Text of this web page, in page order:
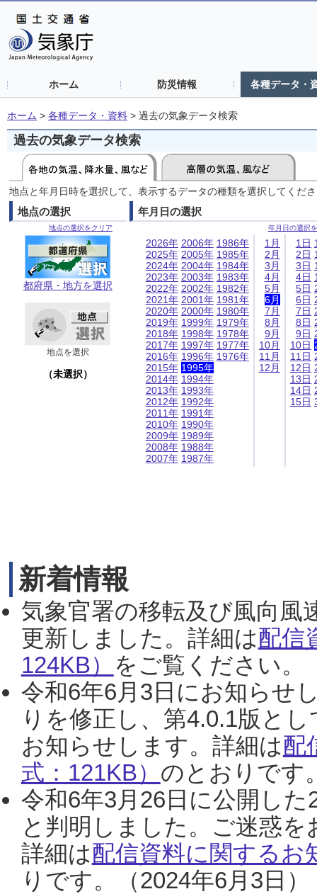
ホーム 防災情報 各種データ・
ホーム > 各種データ・資料 > 過去の気象データ検索
過去の気象データ検索
地点と年月日時を選択して、表示するデータの種類を選択してくだ
地点の選択
地点の選択をクリア
都府県・地方を選択
地点を選択
（未選択）
年月日の選択
年月日の選択
2026年
2025年
2024年
2023年
2022年
2021年
2020年
2019年
2018年
2017年
2016年
2015年
2014年
2013年
2012年
2011年
2010年
2009年
2008年
2007年
2006年
2005年
2004年
2003年
2002年
2001年
2000年
1999年
1998年
1997年
1996年
1995年
1994年
1993年
1992年
1991年
1990年
1989年
1988年
1987年
1986年
1985年
1984年
1983年
1982年
1981年
1980年
1979年
1978年
1977年
1976年
1月
2月
3月
4月
5月
6月
7月
8月
9月
10月
11月
12月
1日
2日
3日
4日
5日
6日
7日
8日
9日
10日
11日
12日
13日
14日
15日
新着情報
気象官署の移転及び風向風
更新しました。詳細は配信
124KB） をご覧ください。
令和6年6月3日にお知らせ
りを修正し、第4.0.1版と
お知らせします。詳細は配
式：121KB） のとおりです
令和6年3月26日に公開し
と判明しました。ご迷惑
詳細は配信資料に関するお
りです。（2024年6月3日）